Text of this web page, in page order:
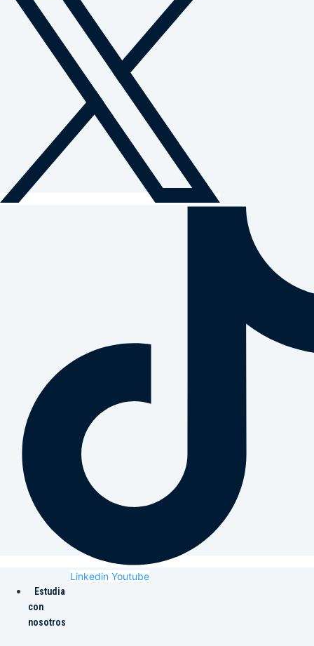
Linkedin Youtube
Estudia
con
nosotros